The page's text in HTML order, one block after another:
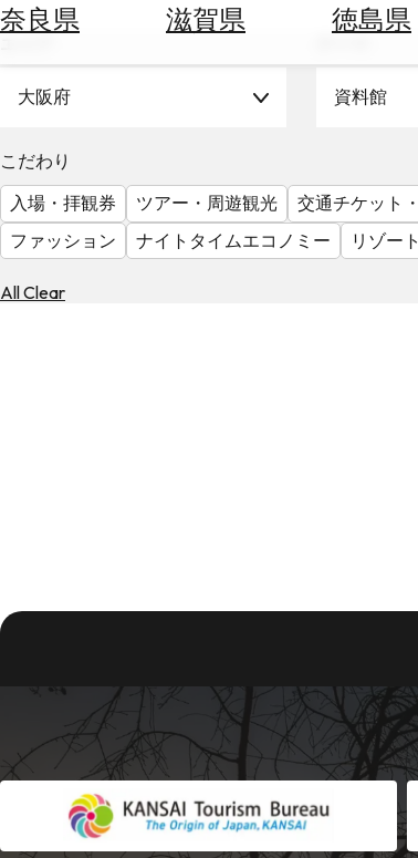
奈良県 滋賀県 徳島県
ホ
す
替
を
調
べ
天
大阪府 資料館
こだわり
入場・拝観券
ツアー・周遊観光 交通チケット
ファッション
ナイトタイムエコノミー リゾート
All Clear